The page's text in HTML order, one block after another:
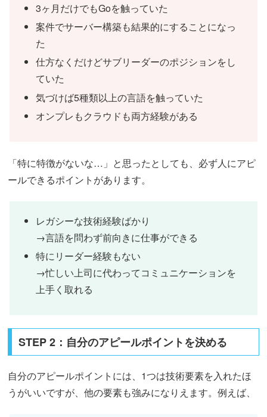
3ヶ月だけでもGoを触っていた
案件でサーバー構築も結果的にすることになっ
た
仕方なくだけどサブリーダーのポジションをし
ていた
気づけば5種類以上の言語を触っていた
オンプレもクラウドも両方経験がある
「特に特徴がないな…」と思ったとしても、必ず人にアピ
ールできるポイントがあります。
レガシーな技術経験ばかり
→言語を問わず前向きに仕事ができる
特にリーダー経験もない
→忙しい上司に代わってコミュニケーションを
上手く取れる
STEP 2：自分のアピールポイントを決める
自分のアピールポイントには、1つは技術要素を入れたほ
うがいいですが、他の要素も強みになりえます。例えば、